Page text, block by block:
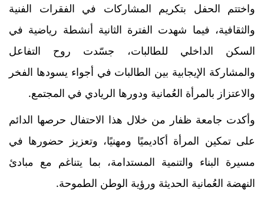
واختتم الحفل بتكريم المشاركات في الفقرات الفنية
والثقافية، فيما شهدت الفترة الثانية أنشطة رياضية في
السكن الداخلي للطالبات، جسّدت روح التفاعل
والمشاركة الإيجابية بين الطالبات في أجواء يسودها الفخر
والاعتزاز بالمرأة العُمانية ودورها الريادي في المجتمع.
وأكدت جامعة ظفار من خلال هذا الاحتفال حرصها الدائم
على تمكين المرأة أكاديميًا ومهنيًا، وتعزيز حضورها في
مسيرة البناء والتنمية المستدامة، بما يتناغم مع مبادئ
النهضة العُمانية الحديثة ورؤية الوطن الطموحة.